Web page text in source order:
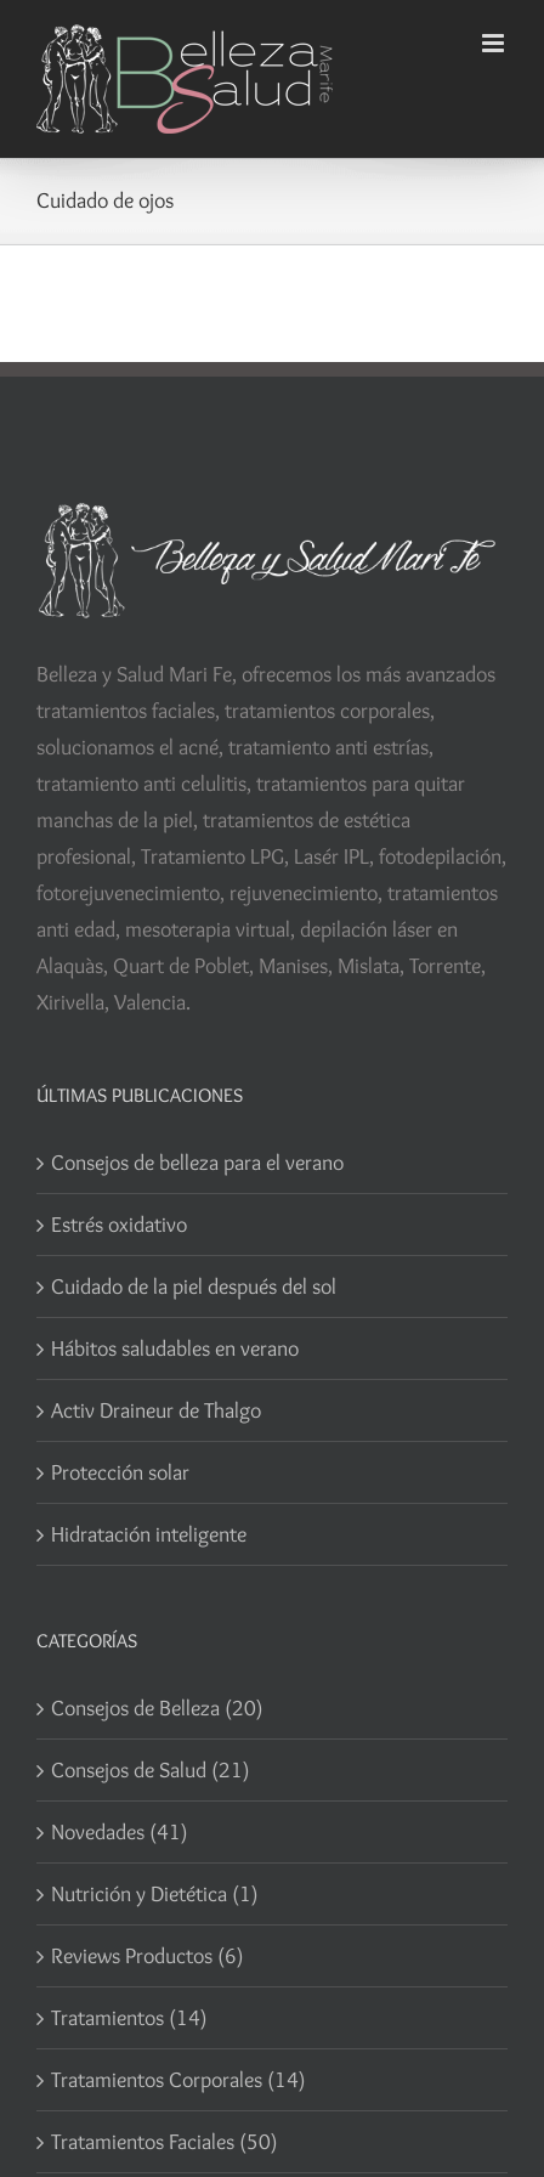
contenido
Cuidado de ojos
Belleza y Salud Mari Fe, ofrecemos los más avanzados
tratamientos faciales, tratamientos corporales,
solucionamos el acné, tratamiento anti estrías,
tratamiento anti celulitis, tratamientos para quitar
manchas de la piel, tratamientos de estética
profesional, Tratamiento LPG, Lasér IPL, fotodepilación,
fotorejuvenecimiento, rejuvenecimiento, tratamientos
anti edad, mesoterapia virtual, depilación láser en
Alaquàs, Quart de Poblet, Manises, Mislata, Torrente,
Xirivella, Valencia.
ÚLTIMAS PUBLICACIONES
Consejos de belleza para el verano
Estrés oxidativo
Cuidado de la piel después del sol
Hábitos saludables en verano
Activ Draineur de Thalgo
Protección solar
Hidratación inteligente
CATEGORÍAS
Consejos de Belleza (20)
Consejos de Salud (21)
Novedades (41)
Nutrición y Dietética (1)
Reviews Productos (6)
Tratamientos (14)
Tratamientos Corporales (14)
Tratamientos Faciales (50)